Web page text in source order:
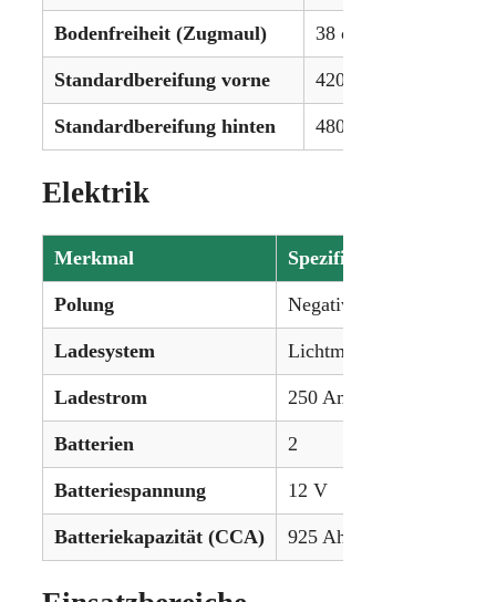
Bodenfreiheit (Zugmaul) 38 cm
Standardbereifung vorne 420/90R30
Standardbereifung hinten 480/80R46
Elektrik
Merkmal Spezifikation
Polung Negativ
Ladesystem Lichtmaschine
Ladestrom 250 Ampere (optional:
Batterien 2
Batteriespannung 12 V
Batteriekapazität (CCA) 925 Ah